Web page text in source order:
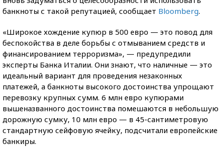
банкноты с такой репутацией, сообщает Bloomberg.
«Широкое хождение купюр в 500 евро — это повод для
беспокойства в деле борьбы с отмыванием средств и
финансированием терроризма», — предупредили
эксперты Банка Италии. Они знают, что наличные — это
идеальный вариант для проведения незаконных
платежей, а банкноты высокого достоинства упрощают
перевозку крупных сумм. 6 млн евро купюрами
вышеназванного достоинства помешаются в небольшую
дорожную сумку, 10 млн евро — в 45-сантиметровую
стандартную сейфовую ячейку, подсчитали европейские
банкиры.